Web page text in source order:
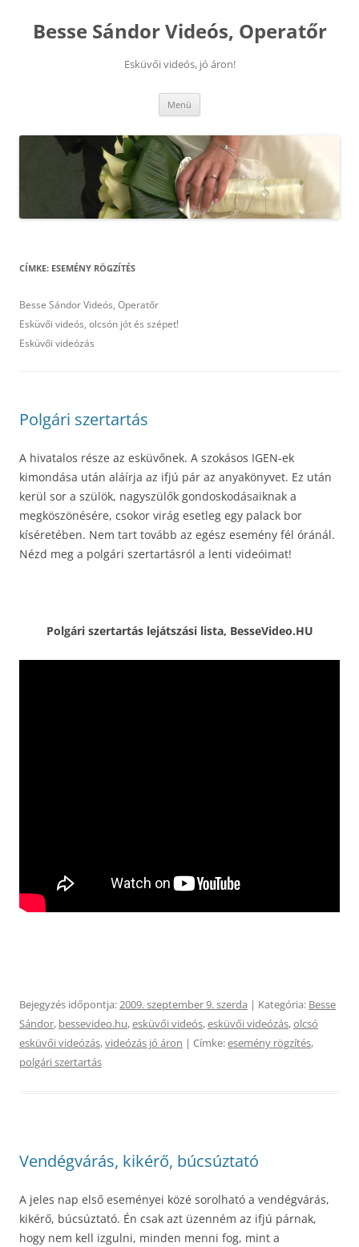
tartalomba
Besse Sándor Videós, Operatőr
Esküvői videós, jó áron!
Menü
CÍMKE: ESEMÉNY RÖGZÍTÉS
Besse Sándor Videós, Operatőr
Esküvői videós, olcsón jót és szépet!
Esküvői videózás
Polgári szertartás
A hivatalos része az esküvőnek. A szokásos IGEN-ek
kimondása után aláírja az ifjú pár az anyakönyvet. Ez után
kerül sor a szülök, nagyszülők gondoskodásaiknak a
megköszönésére, csokor virág esetleg egy palack bor
kíséretében. Nem tart tovább az egész esemény fél óránál.
Nézd meg a polgári szertartásról a lenti videóimat!
Polgári szertartás lejátszási lista, BesseVideo.HU
Bejegyzés időpontja:2009. szeptember 9. szerda | Kategória: Besse
Sándor, bessevideo.hu,esküvői videós,esküvői videózás,olcsó
esküvői videózás,videózás jó áron | Címke:esemény rögzítés,
polgári szertartás
Vendégvárás, kikérő, búcsúztató
A jeles nap első eseményei közé sorolható a vendégvárás,
kikérő, búcsúztató. Én csak azt üzenném az ifjú párnak,
hogy nem kell izgulni, minden menni fog, mint a